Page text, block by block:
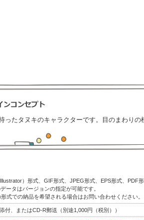
ったタヌキのキャラクターです。目のまわりの
）形式、GIF形式、JPEG形式、EPS形式、PDF
ータはバージョンの指定が可能です。
式での納品を希望される場合はお問い合わせください。
付、またはCD-R郵送（別途1,000円（税別））